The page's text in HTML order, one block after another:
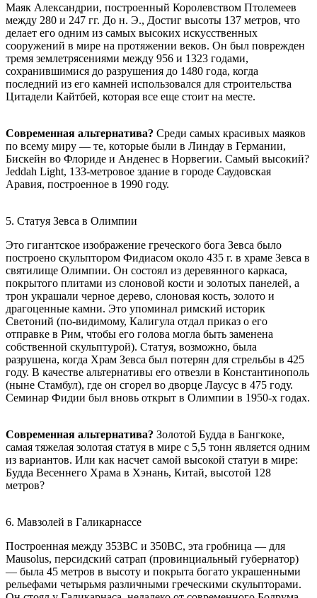
Маяк Александрии, построенный Королевством Птолемеев
между 280 и 247 гг. До н. Э., Достиг высоты 137 метров, что
делает его одним из самых высоких искусственных
сооружений в мире на протяжении веков. Он был поврежден
тремя землетрясениями между 956 и 1323 годами,
сохранившимися до разрушения до 1480 года, когда
последний из его камней использовался для строительства
Цитадели Кайтбей, которая все еще стоит на месте.
Современная альтернатива? Среди самых красивых маяков
по всему миру — те, которые были в Линдау в Германии,
Бискейн во Флориде и Анденес в Норвегии. Самый высокий?
Jeddah Light, 133-метровое здание в городе Саудовская
Аравия, построенное в 1990 году.
5. Статуя Зевса в Олимпии
Это гигантское изображение греческого бога Зевса было
построено скульптором Фидиасом около 435 г. в храме Зевса в
святилище Олимпии. Он состоял из деревянного каркаса,
покрытого плитами из слоновой кости и золотых панелей, а
трон украшали черное дерево, слоновая кость, золото и
драгоценные камни. Это упоминал римский историк
Светоний (по-видимому, Калигула отдал приказ о его
отправке в Рим, чтобы его голова могла быть заменена
собственной скульптурой). Статуя, возможно, была
разрушена, когда Храм Зевса был потерян для стрельбы в 425
году. В качестве альтернативы его отвезли в Константинополь
(ныне Стамбул), где он сгорел во дворце Лаусус в 475 году.
Семинар Фидии был вновь открыт в Олимпии в 1950-х годах.
Современная альтернатива? Золотой Будда в Бангкоке,
самая тяжелая золотая статуя в мире с 5,5 тонн является одним
из вариантов. Или как насчет самой высокой статуи в мире:
Будда Весеннего Храма в Хэнань, Китай, высотой 128
метров?
6. Мавзолей в Галикарнассе
Построенная между 353BC и 350BC, эта гробница — для
Mausolus, персидский сатрап (провинциальный губернатор)
— была 45 метров в высоту и покрыта богато украшенными
рельефами четырьмя различными греческими скульпторами.